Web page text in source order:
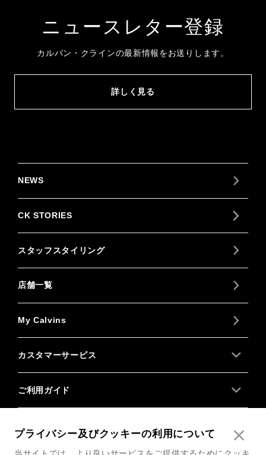
ニュースレター登録
カルバン・クラインの最新情報をお送りします。
詳しく見る
NEWS
CK STORIES
スタッフスタイリング
店舗一覧
My Calvins
カスタマーサービス
ご利用ガイド
プライバシー及びクッキーの利用について
当サイトでは、より良いサービスをご提供するためにクッキ